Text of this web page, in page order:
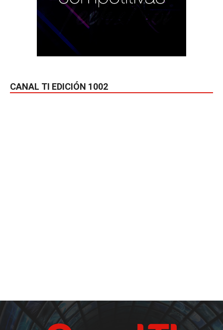
CANAL TI EDICIÓN 1002